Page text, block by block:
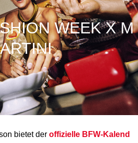
WEEK X M
ARTINI
bietet der offizielle BFW-Kalend